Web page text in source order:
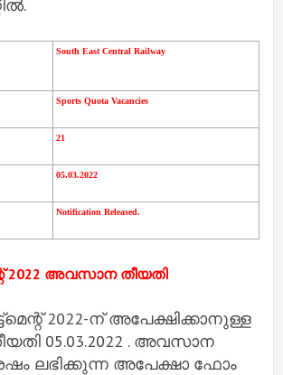
South East Central Railway
Sports Quota Vacancies
21
05.03.2022
Notification Released.
2022 അവസാന തീയതി
2022-ന് അപേക്ഷിക്കാനുള്ള
05.03.2022 . അവസാന
ലഭിക്കുന്ന അപേക്ഷാ ഫോം